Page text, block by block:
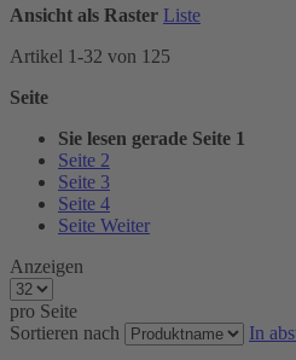
Ansicht als Raster Liste
Artikel 1-32 von 125
Seite
Sie lesen gerade Seite 1
Seite 2
Seite 3
Seite 4
Seite Weiter
Anzeigen
pro Seite
Sortieren nach
In